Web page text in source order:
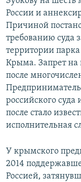
России и
Причиной
требованию суда
территории
Крыма. Запрет на
после
Предприниматель
российского суда
после стало
исполнительная
У крымского
2014
Россией,